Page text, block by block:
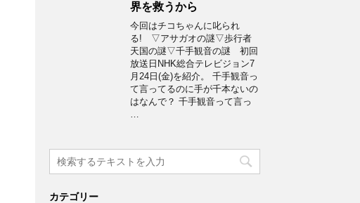
界を救うから
今回はチコちゃんに叱られ
る! ▽アサガオの謎▽歩行者
天国の謎▽千手観音の謎 初回
放送日NHK総合テレビジョン7
月24日(金)を紹介。 千手観音っ
て言ってるのに手が千本ないの
はなんで？ 千手観音って言っ
…
カテゴリー